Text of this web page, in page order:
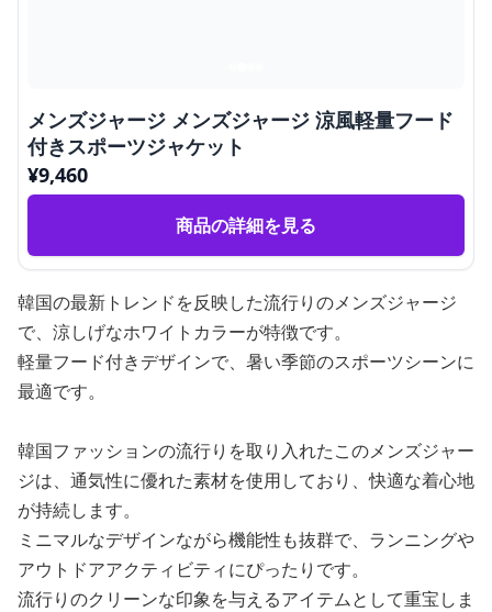
メンズジャージ メンズジャージ 涼風軽量フード
付きスポーツジャケット
¥9,460
商品の詳細を見る
韓国の最新トレンドを反映した流行りのメンズジャージ
で、涼しげなホワイトカラーが特徴です。
軽量フード付きデザインで、暑い季節のスポーツシーンに
最適です。
韓国ファッションの流行りを取り入れたこのメンズジャー
ジは、通気性に優れた素材を使用しており、快適な着心地
が持続します。
ミニマルなデザインながら機能性も抜群で、ランニングや
アウトドアアクティビティにぴったりです。
流行りのクリーンな印象を与えるアイテムとして重宝しま